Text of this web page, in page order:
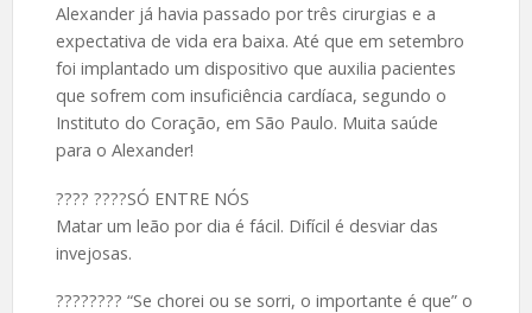
Alexander já havia passado por três cirurgias e a
expectativa de vida era baixa. Até que em setembro
foi implantado um dispositivo que auxilia pacientes
que sofrem com insuficiência cardíaca, segundo o
Instituto do Coração, em São Paulo. Muita saúde
para o Alexander!
????️ ????SÓ ENTRE NÓS
Matar um leão por dia é fácil. Difícil é desviar das
invejosas.
????️???? “Se chorei ou se sorri, o importante é que” o